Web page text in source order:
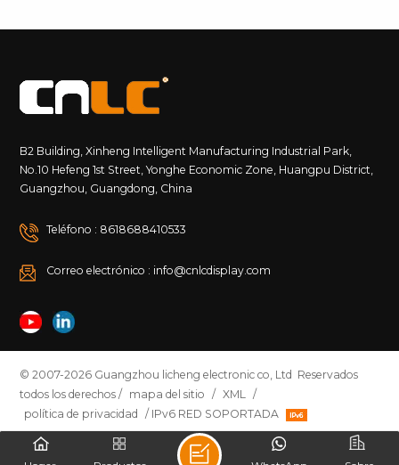
B2 Building, Xinheng Intelligent Manufacturing Industrial Park,
No.10 Hefeng 1st Street, Yonghe Economic Zone, Huangpu District,
Guangzhou, Guangdong, China
Teléfono : 8618688410533
Correo electrónico : info@cnlcdisplay.com
© 2007-2026 Guangzhou licheng electronic co, Ltd Reservados
todos los derechos / mapa del sitio / XML
/
política de privacidad
/ IPv6 RED SOPORTADA